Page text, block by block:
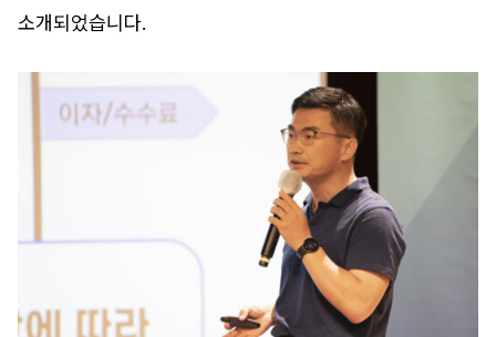
소개되었습니다.